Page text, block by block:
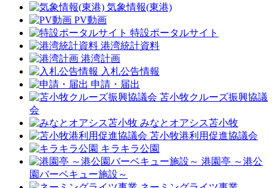
気象情報(東港)
PV動画
特設ポータルサイト
港湾統計資料
港湾計画
入札公告情報
申請・届出
苫小牧クルーズ振興協議
会
みなとオアシス苫小牧
苫小牧港利用促進協議会
キラキラ公園
港園亭 ～港公
園バーベキュー施設～